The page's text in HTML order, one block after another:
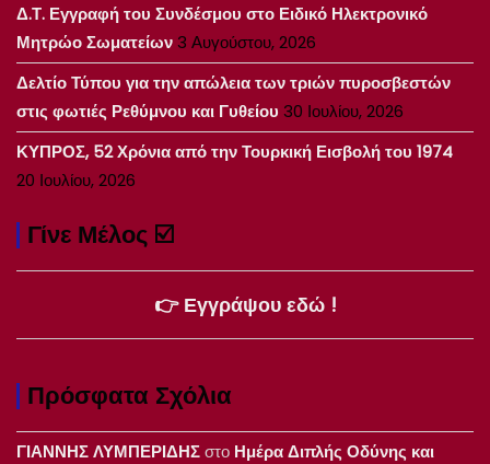
Δ.Τ. Εγγραφή του Συνδέσμου στο Ειδικό Ηλεκτρονικό
Μητρώο Σωματείων3 Αυγούστου, 2026
Δελτίο Τύπου για την απώλεια των τριών πυροσβεστών
στις φωτιές Ρεθύμνου και Γυθείου 30 Ιουλίου, 2026
ΚΥΠΡΟΣ, 52 Χρόνια από την Τουρκική Εισβολή του 1974
20 Ιουλίου, 2026
Γίνε Μέλος ☑️
👉 Εγγράψου εδώ !
Πρόσφατα Σχόλια
ΓΙΑΝΝΗΣ ΛΥΜΠΕΡΙΔΗΣστο Ημέρα Διπλής Οδύνης και